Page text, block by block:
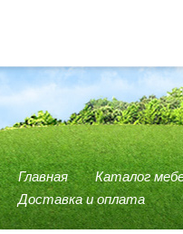
Главная Каталог
Доставка и оплата